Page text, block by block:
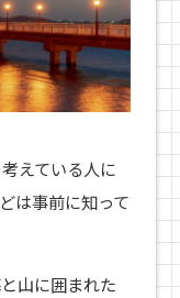
えている人に
は事前に知って
山に囲まれた